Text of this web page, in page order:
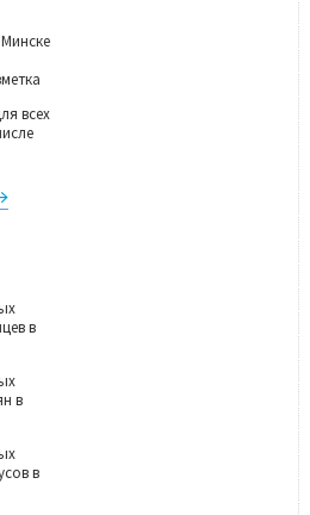
всех
в
в
в